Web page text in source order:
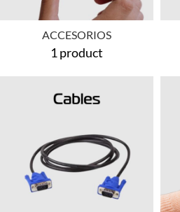
ACCESORIOS
1 product